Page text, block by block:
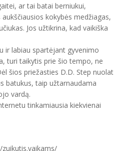
ar tai batai berniukui,
kokybės medžiagas,
Jos užtikrina, kad vaikiška
ir labiau spartėjant gyvenimo
turi taikytis prie šio tempo, ne
šios priežasties D.D. Step nuolat
batukus, taip užtarnaudama
vardą.
tinkamiausia kiekvienai